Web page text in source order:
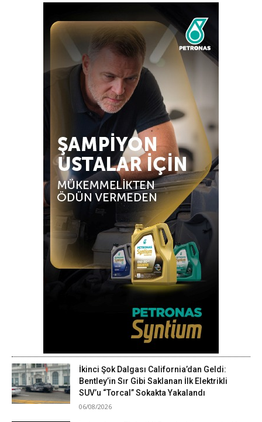
İkinci Şok Dalgası California’dan Geldi:
Bentley’in Sır Gibi Saklanan İlk Elektrikli
SUV’u “Torcal” Sokakta Yakalandı
06/08/2026